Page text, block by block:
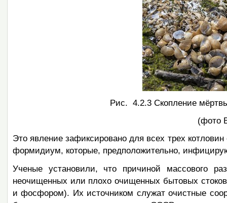
Рис. 4.2.3 Скопление
(фото
Это явление зафиксировано для всех трех
формидиум, которые, предположительно,
Ученые установили, что причиной массового
неочищенных или плохо очищенных бытовых
и фосфором). Их источником служат очистные